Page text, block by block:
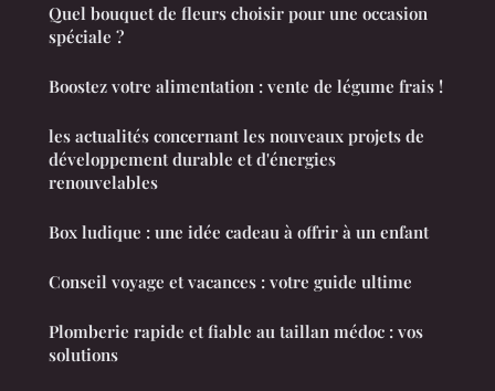
Quel bouquet de fleurs choisir pour une occasion
spéciale ?
Boostez votre alimentation : vente de légume frais !
les actualités concernant les nouveaux projets de
développement durable et d'énergies
renouvelables
Box ludique : une idée cadeau à offrir à un enfant
Conseil voyage et vacances : votre guide ultime
Plomberie rapide et fiable au taillan médoc : vos
solutions